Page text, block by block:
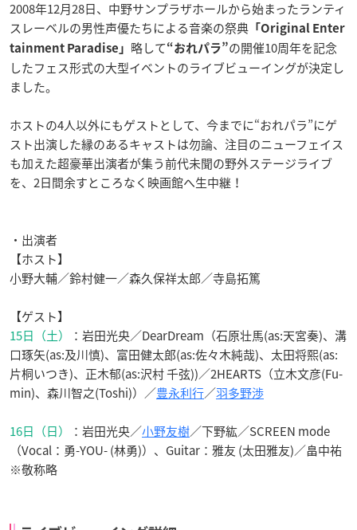
2008年12月28日、中野サンプラザホールから始まったランティ
スレーベルの男性声優たちによる音楽の祭典 「Original Enter
tainment Paradise」 略して“おれパラ”の開催10周年を記念
したフェス形式の大型イベントのライブビューイングが決定し
ました。
ホストの4人以外にもゲストとして、今までに“おれパラ”にゲ
スト出演した縁のあるキャストは勿論、注目のニューフェイス
も加えた超豪華出演者が集う前代未聞の野外ステージライブ
を、2日間余すところなく映画館へ生中継！
・出演者
【ホスト】
小野大輔／鈴村健一／森久保祥太郎／寺島拓篤
【ゲスト】
15日（土）
： 岩田光央／DearDream （石原壮馬(as:天宮奏)、溝
口琢矢(as:及川慎)、富田健太郎(as:佐々木純哉)、太田将熙(as:
片桐いつき)、正木郁(as:沢村 千弦))／2HEARTS （立木文彦(Fu-
min)、森川智之(Toshi)）／豊永利行／羽多野渉
16日（日） ： 岩田光央／小野友樹／下野紘／SCREEN mode
（Vocal：勇-YOU- (林勇)）、Guitar：雅友 (太田雅友)／畠中祐
※敬称略